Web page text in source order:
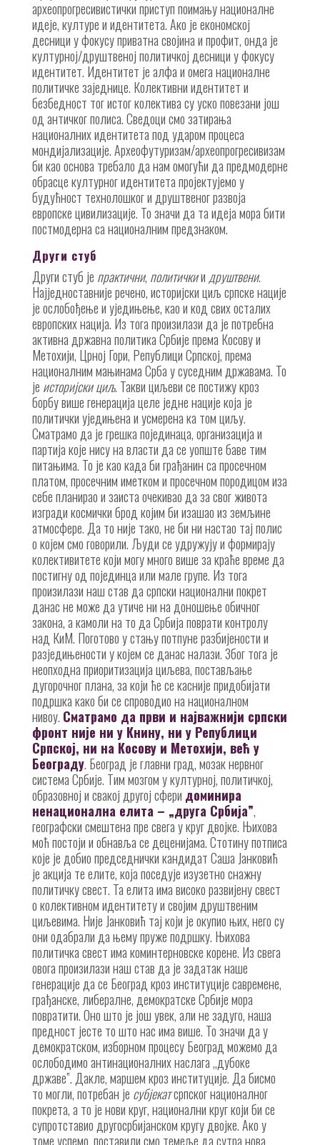
археопрогресивистички приступ поимању националне
идеје, културе и идентитета. Ако је економској
десници у фокусу приватна својина и профит, онда је
културној/друштвеној политичкој десници у фокусу
идентитет. Идентитет је алфа и омега националне
политичке заједнице. Колективни идентитет и
безбедност тог истог колектива су уско повезани још
од античког полиса. Сведоци смо затирања
националних идентитета под ударом процеса
мондијализације. Археофутуризам/археопрогресивизам
би као основа требало да нам омогући да предмодерне
обрасце културног идентитета пројектујемо у
будућност технолошког и друштвеног развоја
европске цивилизације. То значи да та идеја мора бити
постмодерна са националним предзнаком.
Други стуб
Други стуб је практични, политичкии друштвени.
Најједноставније речено, историјски циљ српске нације
је ослобођење и уједињење, као и код свих осталих
европских нација. Из тога произилази да је потребна
активна државна политика Србије према Косову и
Метохији, Црној Гори, Републици Српској, према
националним мањинама Срба у суседним државама. То
је историјски циљ. Такви циљеви се постижу кроз
борбу више генерација целе једне нације која је
политички уједињена и усмерена ка том циљу.
Сматрамо да је грешка појединаца, организација и
партија које нису на власти да се уопште баве тим
питањима. То је као када би грађанин са просечном
платом, просечним иметком и просечном породицом иза
себе планирао и заиста очекивао да за свог живота
изгради космички брод којим би изашао из земљине
атмосфере. Да то није тако, не би ни настао тај полис
о којем смо говорили. Људи се удружују и формирају
колективитете који могу много више за краће време да
постигну од појединца или мале групе. Из тога
произилази наш став да српски национални покрет
данас не може да утиче ни на доношење обичног
закона, а камоли на то да Србија поврати контролу
над КиМ. Поготово у стању потпуне разбијености и
разједињености у којем се данас налази. Због тога је
неопходна приоритизација циљева, постављање
дугорочног плана, за који ће се касније придобијати
подршка како би се спроводио на националном
нивоу. Сматрамо да први и најважнији српски
фронт није ни у Книну, ни у Републици
Српској, ни на Косову и Метохији, већ у
Београду. Београд је главни град, мозак нервног
система Србије. Тим мозгом у културној, политичкој,
образовној и свакој другој сфери доминира
ненационална елита – „друга Србија”,
географски смештена пре свега у круг двојке. Њихова
моћ постоји и обнавља се деценијама. Стотину потписа
које је добио председнички кандидат Саша Јанковић
је акција те елите, која поседује изузетно снажну
политичку свест. Та елита има високо развијену свест
о колективном идентитету и својим друштвеним
циљевима. Није Јанковић тај који је окупио њих, него су
они одабрали да њему пруже подршку. Њихова
политичка свест има коминтерновске корене. Из свега
овога произилази наш став да је задатак наше
генерације да се Београд кроз институције савремене,
грађанске, либералне, демократске Србије мора
повратити. Оно што је још увек, али не задуго, наша
предност јесте то што нас има више. То значи да у
демократском, изборном процесу Београд можемо да
ослободимо антинационалних наслага „дубоке
државе”. Дакле, маршем кроз институције. Да бисмо
то могли, потребан је субјекатсрпског националног
покрета, а то је нови круг, национални круг који би се
супротставио другосрбијанском кругу двојке. Ако у
томе успемо, поставили смо темеље да сутра нова